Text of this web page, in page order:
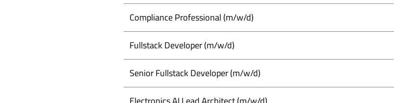
Compliance Professional (m/w/d)
Fullstack Developer (m/w/d)
Senior Fullstack Developer (m/w/d)